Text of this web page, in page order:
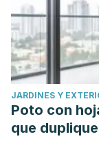
JARDINES Y
Poto con
que